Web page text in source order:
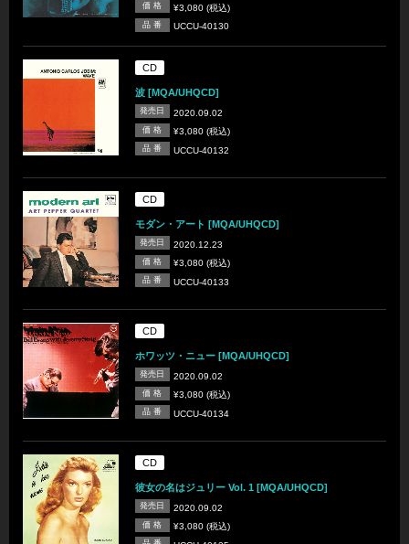
価 格 ¥3,080 (税込)
品 番 UCCU-40130
CD
波 [MQA/UHQCD]
発売日 2020.09.02
価 格 ¥3,080 (税込)
品 番 UCCU-40132
CD
モダン・アート [MQA/UHQCD]
発売日 2020.12.23
価 格 ¥3,080 (税込)
品 番 UCCU-40133
CD
ホワッツ・ニュー [MQA/UHQCD]
発売日 2020.09.02
価 格 ¥3,080 (税込)
品 番 UCCU-40134
CD
彼女の名はジュリー Vol. 1 [MQA/UHQCD]
発売日 2020.09.02
価 格 ¥3,080 (税込)